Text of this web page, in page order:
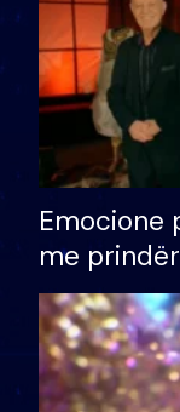
Emocione
me
divorci